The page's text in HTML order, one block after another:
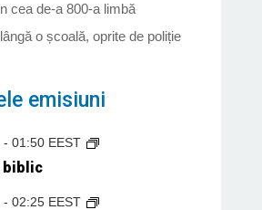
cea de-a 800-a limbă
o școală, oprite de poliție
emisiuni
- 01:50 EEST
biblic
- 02:25 EEST